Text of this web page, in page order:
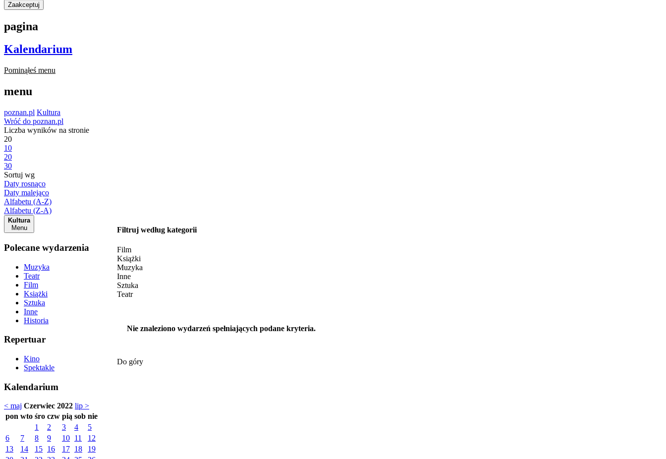
Zaakceptuj
pagina
Kalendarium
Pominąłeś menu
menu
poznan.pl Kultura
Wróć do poznan.pl
Liczba wyników na stronie
20
10
20
30
Sortuj wg
Daty rosnąco
Daty malejąco
Alfabetu (A-Z)
Alfabetu (Z-A)
Kultura
Menu
Polecane wydarzenia
Muzyka
Teatr
Film
Książki
Sztuka
Inne
Historia
Repertuar
Kino
Spektakle
Kalendarium
< maj Czerwiec 2022 lip >
pon wto śro czw pią sob nie
1
2 3 4
5
6
7 8 9 10 11
12
13
14 15 16 17 18
19
Filtruj według kategorii
Film
Książki
Muzyka
Inne
Sztuka
Teatr
Nie znaleziono wydarzeń spełniających podane kryteria.
Do góry